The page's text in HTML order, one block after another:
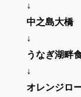
↓
中之島大橋
↓
うなぎ湖畔
↓
オレンジロ